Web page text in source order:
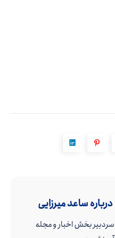
دربارهساعد میرزایی
سردبیر بخش اخبار و مجله